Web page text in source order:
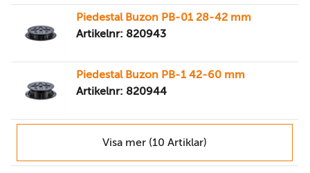
Piedestal Buzon PB-01 28-42 mm
Artikelnr: 820943
Piedestal Buzon PB-1 42-60 mm
Artikelnr: 820944
Visa mer (10 Artiklar)